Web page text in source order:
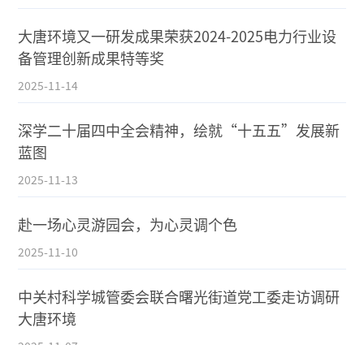
大唐环境又一研发成果荣获2024-2025电力行业设
备管理创新成果特等奖
2025-11-14
深学二十届四中全会精神，绘就“十五五”发展新
蓝图
2025-11-13
赴一场心灵游园会，为心灵调个色
2025-11-10
中关村科学城管委会联合曙光街道党工委走访调研
大唐环境